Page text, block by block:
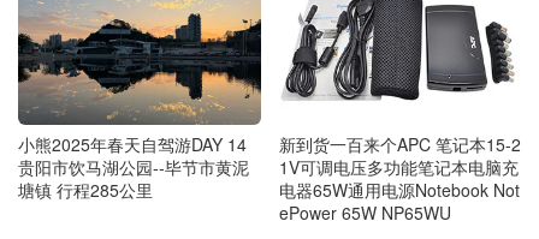
小熊2025年春天自驾游DAY 14
贵阳市饮马湖公园--毕节市黄泥
塘镇 行程285公里
新到货一百来个APC 笔记本15-2
1V可调电压多功能笔记本电脑充
电器65W通用电源Notebook Not
ePower 65W NP65WU